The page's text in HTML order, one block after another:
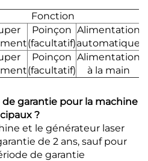
Fonction
Poinçon
(facultatif)
Alimentation
automatique
Poinçon
(facultatif)
Alimentation
à la main
de garantie pour la machine
?
et le générateur laser
de 2 ans, sauf pour
de garantie